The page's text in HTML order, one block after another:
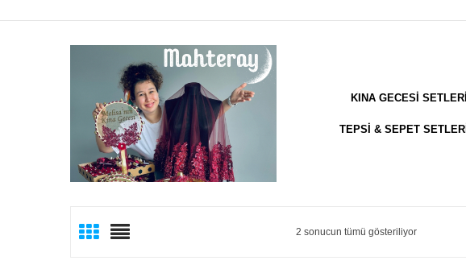
KINA GECESİ SETLERİ
TEPSİ & SEPET SETLERİ
2 sonucun tümü gösteriliyor
Popülerliğe